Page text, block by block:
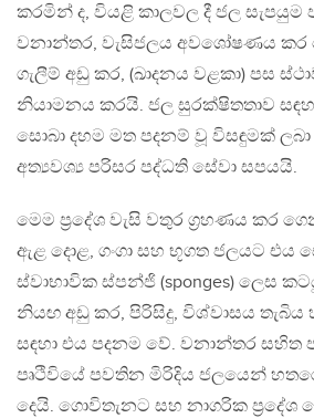
කරමින් ද, වියළි කාලවල දී ජල සැපයුම
වනාන්තර, වැසිජලය අවශෝෂණය කර
ගැලීම් අඩු කර, (ඛාදනය වළකා) පස
නියාමනය කරයි. ජල සුරක්ෂිතතාව
සොබා දහම මත පදනම් වූ විසඳුමක්
අත්‍යවශ්‍ය පරිසර පද්ධති සේවා සපයයි.
මෙම ප්‍රදේශ වැසි වතුර ග්‍රහණය කර
ඇළ දොළ, ගංගා සහ භූගත ජලයට එය
ස්වාභාවික ස්පන්ජි (sponges) ලෙස
නියඟ අඩු කර, පිරිසිදු, විශ්වාසය තැබිය
සඳහා එය පදනම වේ. වනාන්තර සහිත
පෘථිවියේ පවතින මිරිදිය ජලයෙන්
දෙයි. ගොවිතැනට සහ නාගරික ප්‍රදේශ